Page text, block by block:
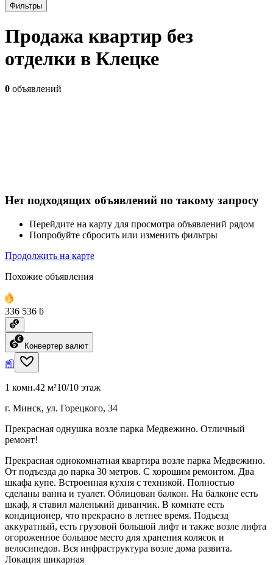
Фильтры
Продажа квартир без
отделки в Клецке
0 объявлений
Нет подходящих объявлений по такому запросу
Перейдите на карту для просмотра объявлений рядом
Попробуйте сбросить или изменить фильтры
Продолжить на карте
Похожие объявления
336 536 ƃ
Конвертер валют
1 комн.42 м²10/10 этаж
г. Минск, ул. Горецкого, 34
Прекрасная однушка возле парка Медвежино. Отличный
ремонт!
Прекрасная однокомнатная квартира возле парка Медвежино.
От подъезда до парка 30 метров. С хорошим ремонтом. Два
шкафа купе. Встроенная кухня с техникой. Полностью
сделаны ванна и туалет. Облицован балкон. На балконе есть
шкаф, я ставил маленький диванчик. В комнате есть
кондиционер, что прекрасно в летнее время. Подъезд
аккуратный, есть грузовой большой лифт и также возле лифта
огороженное большое место для хранения колясок и
велосипедов. Вся инфраструктура возле дома развита.
Локация шикарная